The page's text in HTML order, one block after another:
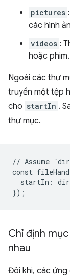
pictures
các hình
videos :
hoặc phim.
Ngoài các thư
truyền một tệp
cho startIn .
thư mục.
// Assume
const
startIn :
});
Chỉ định
nhau
Đôi khi, các ứng